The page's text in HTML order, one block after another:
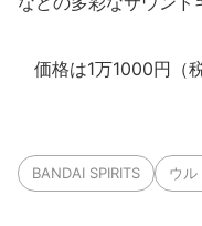
価格は1万1000円（税
BANDAI SPIRITS ウル